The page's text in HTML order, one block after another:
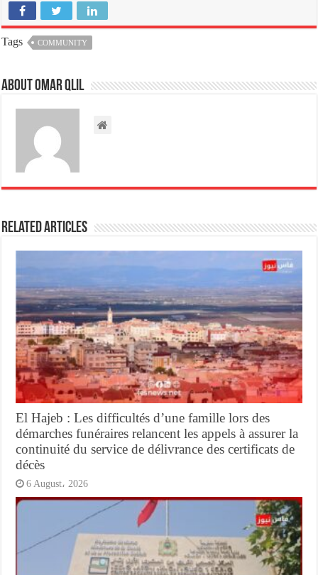
Tags COMMUNITY
About omar qlil
Related Articles
El Hajeb : Les difficultés d’une famille lors des
démarches funéraires relancent les appels à assurer la
continuité du service de délivrance des certificats de
décès
6 August، 2026